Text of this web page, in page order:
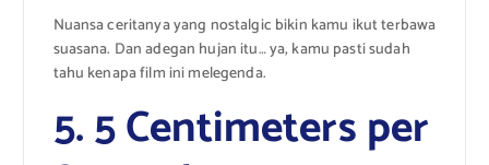
Nuansa ceritanya yang nostalgic bikin kamu ikut terbawa
suasana. Dan adegan hujan itu… ya, kamu pasti sudah
tahu kenapa film ini melegenda.
5. 5 Centimeters per